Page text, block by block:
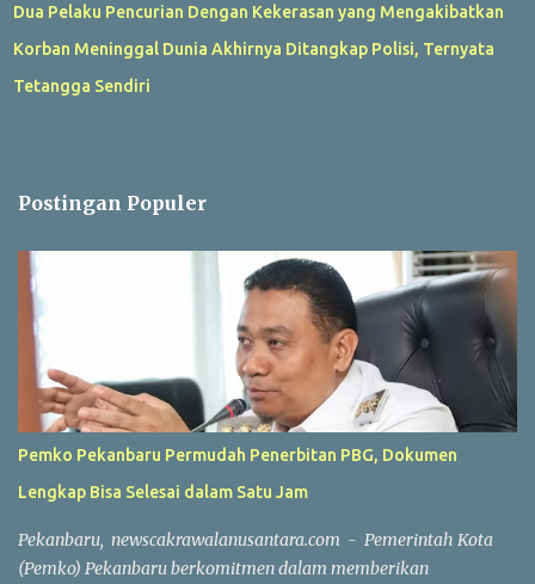
Dua Pelaku Pencurian Dengan Kekerasan yang Mengakibatkan
Korban Meninggal Dunia Akhirnya Ditangkap Polisi, Ternyata
Tetangga Sendiri
Postingan Populer
Pemko Pekanbaru Permudah Penerbitan PBG, Dokumen
Lengkap Bisa Selesai dalam Satu Jam
Pekanbaru, newscakrawalanusantara.com - Pemerintah Kota
(Pemko) Pekanbaru berkomitmen dalam memberikan